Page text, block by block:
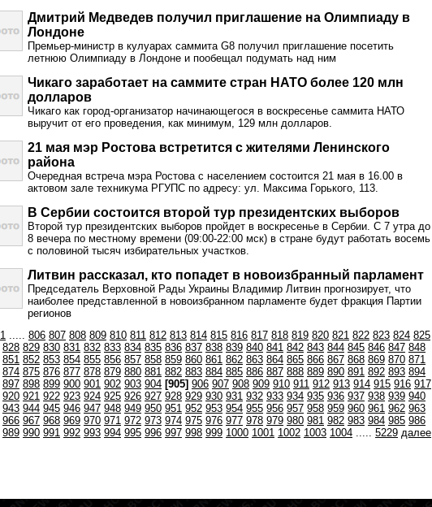
Дмитрий Медведев получил приглашение на Олимпиаду в
Лондоне
Премьер-министр в кулуарах саммита G8 получил приглашение посетить
летнюю Олимпиаду в Лондоне и пообещал подумать над ним
Чикаго заработает на саммите стран НАТО более 120 млн
долларов
Чикаго как город-организатор начинающегося в воскресенье саммита НАТО
выручит от его проведения, как минимум, 129 млн долларов.
21 мая мэр Ростова встретится с жителями Ленинского
района
Очередная встреча мэра Ростова с населением состоится 21 мая в 16.00 в
актовом зале техникума РГУПС по адресу: ул. Максима Горького, 113.
В Сербии состоится второй тур президентских выборов
Второй тур президентских выборов пройдет в воскресенье в Сербии. С 7 утра до
8 вечера по местному времени (09:00-22:00 мск) в стране будут работать восемь
с половиной тысяч избирательных участков.
Литвин рассказал, кто попадет в новоизбранный парламент
Председатель Верховной Рады Украины Владимир Литвин прогнозирует, что
наиболее представленной в новоизбранном парламенте будет фракция Партии
регионов
1 ..... 806 807 808 809 810 811 812 813 814 815 816 817 818 819 820 821 822 823 824 825
828 829 830 831 832 833 834 835 836 837 838 839 840 841 842 843 844 845 846 847 848
851 852 853 854 855 856 857 858 859 860 861 862 863 864 865 866 867 868 869 870 871
874 875 876 877 878 879 880 881 882 883 884 885 886 887 888 889 890 891 892 893 894
897 898 899 900 901 902 903 904 [905] 906 907 908 909 910 911 912 913 914 915 916 917
920 921 922 923 924 925 926 927 928 929 930 931 932 933 934 935 936 937 938 939 940
943 944 945 946 947 948 949 950 951 952 953 954 955 956 957 958 959 960 961 962 963
966 967 968 969 970 971 972 973 974 975 976 977 978 979 980 981 982 983 984 985 986
989 990 991 992 993 994 995 996 997 998 999 1000 1001 1002 1003 1004 ..... 5229 далее